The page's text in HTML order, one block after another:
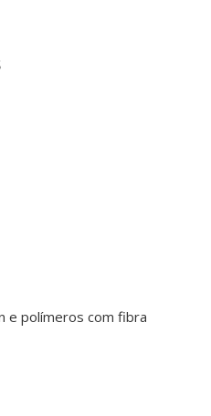
e polímeros com fibra